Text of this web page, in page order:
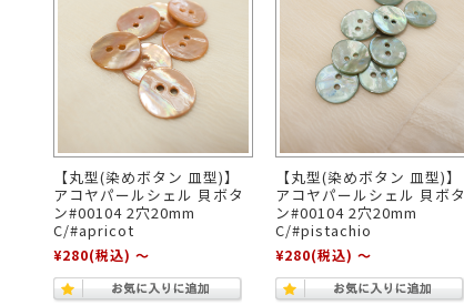
【丸型(染めボタン 皿型)】
アコヤパールシェル 貝ボタ
ン#00104 2穴20mm
C/#apricot
¥280(税込) ～
【丸型(染めボタン 皿型)】
アコヤパールシェル 貝ボタ
ン#00104 2穴20mm
C/#pistachio
¥280(税込) ～